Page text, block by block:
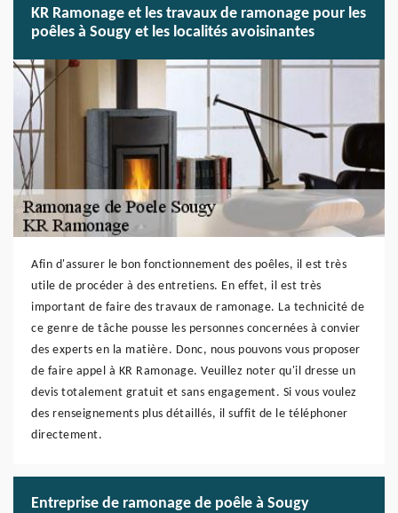
KR Ramonage et les travaux de ramonage pour les
poêles à Sougy et les localités avoisinantes
Afin d'assurer le bon fonctionnement des poêles, il est très
utile de procéder à des entretiens. En effet, il est très
important de faire des travaux de ramonage. La technicité de
ce genre de tâche pousse les personnes concernées à convier
des experts en la matière. Donc, nous pouvons vous proposer
de faire appel à KR Ramonage. Veuillez noter qu'il dresse un
devis totalement gratuit et sans engagement. Si vous voulez
des renseignements plus détaillés, il suffit de le téléphoner
directement.
Entreprise de ramonage de poêle à Sougy